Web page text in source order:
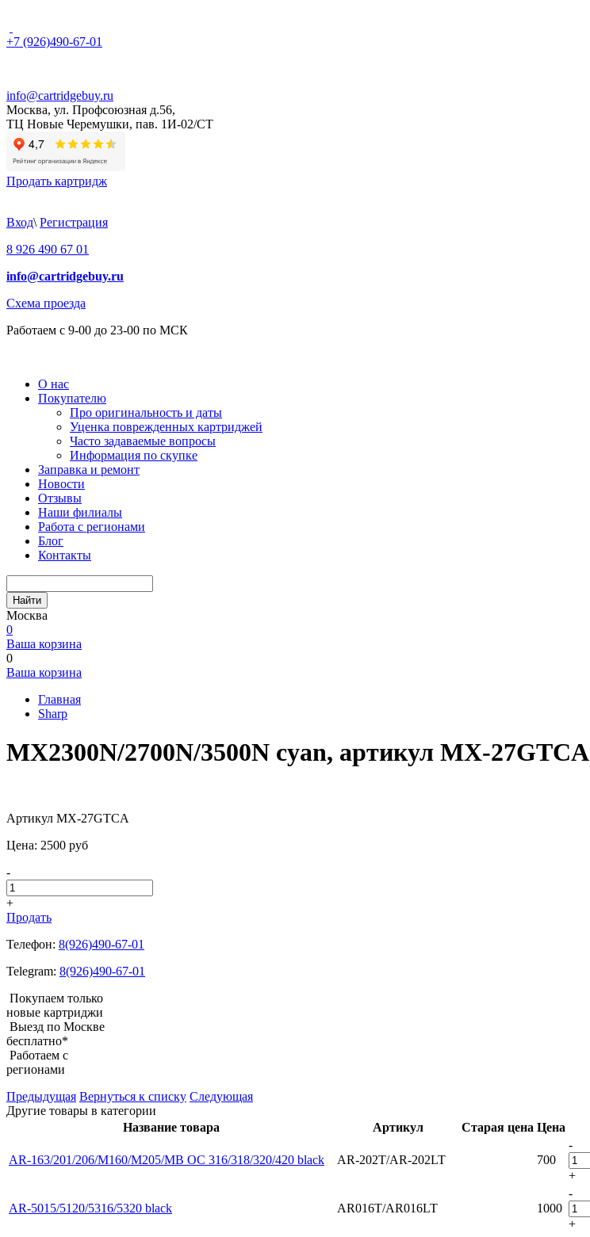
+7 (926)490-67-01
info@cartridgebuy.ru
Москва, ул. Профсоюзная д.56,
ТЦ Новые Черемушки, пав. 1И-02/СТ
Продать картридж
Вход\ Регистрация
8 926 490 67 01
info@cartridgebuy.ru
Схема проезда
Работаем с 9-00 до 23-00 по МСК
О нас
Покупателю
Про оригинальность и даты
Уценка поврежденных картриджей
Часто задаваемые вопросы
Информация по скупке
Заправка и ремонт
Новости
Отзывы
Наши филиалы
Работа с регионами
Блог
Контакты
Найти
Москва
0
Ваша корзина
0
Ваша корзина
Главная
Sharp
MX2300N/2700N/3500N cyan, артикул MX-27GTCA
Артикул MX-27GTCA
Цена: 2500 pуб
-
+
Продать
Телефон: 8(926)490-67-01
Telegram: 8(926)490-67-01
Покупаем только
новые картриджи
Выезд по Москве
бесплатно*
Работаем с
регионами
Предыдущая Вернуться к списку Следующая
Другие товары в категории
Название товара
Артикул Старая цена Цена
AR-163/201/206/M160/M205/MB OC 316/318/320/420 black AR-202T/AR-202LT 700
-
+
AR-5015/5120/5316/5320 black AR016T/AR016LT 1000
-
+